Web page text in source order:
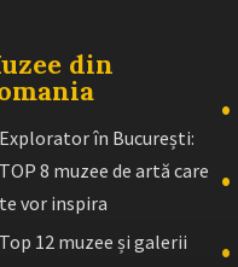
din
Explorator în București:
TOP 8 muzee de artă care
te vor inspira
Top 12 muzee și galerii